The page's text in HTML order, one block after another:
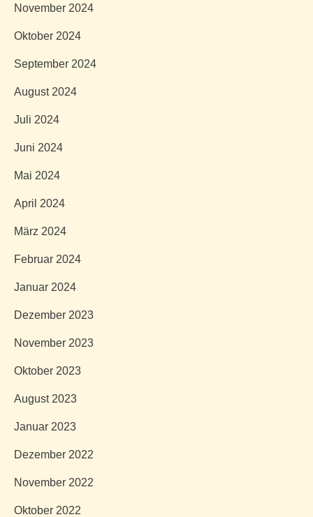
November 2024
Oktober 2024
September 2024
August 2024
Juli 2024
Juni 2024
Mai 2024
April 2024
März 2024
Februar 2024
Januar 2024
Dezember 2023
November 2023
Oktober 2023
August 2023
Januar 2023
Dezember 2022
November 2022
Oktober 2022